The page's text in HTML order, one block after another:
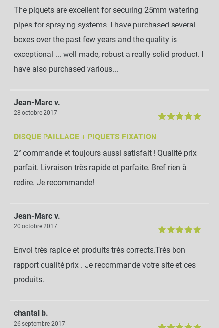
The piquets are excellent for securing 25mm watering
pipes for spraying systems. I have purchased several
boxes over the past few years and the quality is
exceptional ... well made, robust a really solid product. I
have also purchased various...
Jean-Marc v.
28 octobre 2017
DISQUE PAILLAGE + PIQUETS FIXATION
2° commande et toujours aussi satisfait ! Qualité prix
parfait. Livraison très rapide et parfaite. Bref rien à
redire. Je recommande!
Jean-Marc v.
20 octobre 2017
Envoi très rapide et produits très corrects.Très bon
rapport qualité prix . Je recommande votre site et ces
produits.
chantal b.
26 septembre 2017